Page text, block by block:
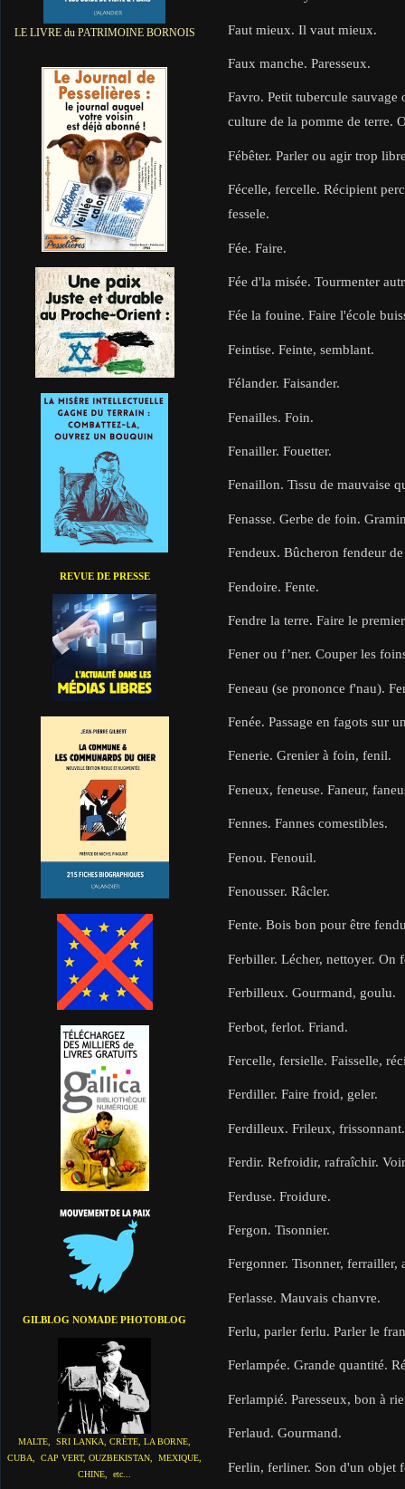
LE LIVRE du PATRIMOINE BORNOIS
REVUE DE PRESSE
GILBLOG NOMADE PHOTOBLOG
MALTE, SRI LANKA, CRÈTE, LA BORNE,
CUBA, CAP VERT, OUZBEKISTAN, MEXIQUE,
CHINE, etc...
Faut mieux. Il vaut mieux.
Faux manche. Paresseux.
Favro. Petit tubercule sauvage
culture de la pomme de terre.
Fébêter. Parler ou agir trop
Fécelle, fercelle. Récipient
fessele.
Fée. Faire.
Fée d'la misée. Tourmenter
Fée la fouine. Faire l'école
Feintise. Feinte, semblant.
Félander. Faisander.
Fenailles. Foin.
Fenailler. Fouetter.
Fenaillon. Tissu de mauvaise
Fenasse. Gerbe de foin.
Fendeux. Bûcheron fendeur
Fendoire. Fente.
Fendre la terre. Faire le
Fener ou f’ner. Couper les
Feneau (se prononce f'nau).
Fenée. Passage en fagots sur
Fenerie. Grenier à foin, fenil.
Feneux, feneuse. Faneur,
Fennes. Fannes comestibles.
Fenou. Fenouil.
Fenousser. Râcler.
Fente. Bois bon pour être
Ferbiller. Lécher, nettoyer. On
Ferbilleux. Gourmand, goulu.
Ferbot, ferlot. Friand.
Fercelle, fersielle. Faisselle,
Ferdiller. Faire froid, geler.
Ferdilleux. Frileux, frissonnant.
Ferdir. Refroidir, rafraîchir.
Ferduse. Froidure.
Fergon. Tisonnier.
Fergonner. Tisonner, ferrailler,
Ferlasse. Mauvais chanvre.
Ferlu, parler ferlu. Parler le
Ferlampée. Grande quantité.
Ferlampié. Paresseux, bon à
Ferlaud. Gourmand.
Ferlin, ferliner. Son d'un objet